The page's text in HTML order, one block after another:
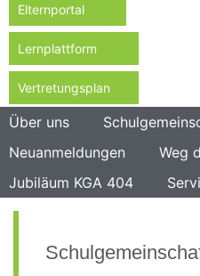
Elternportal
Lernplattform
Vertretungsplan
Über uns
Neuanmeldungen
Weg
Jubiläum KGA 404